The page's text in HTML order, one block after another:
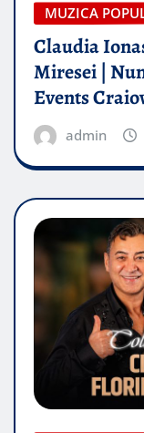
MUZICA
Claudia
Miresei |
Events
admin